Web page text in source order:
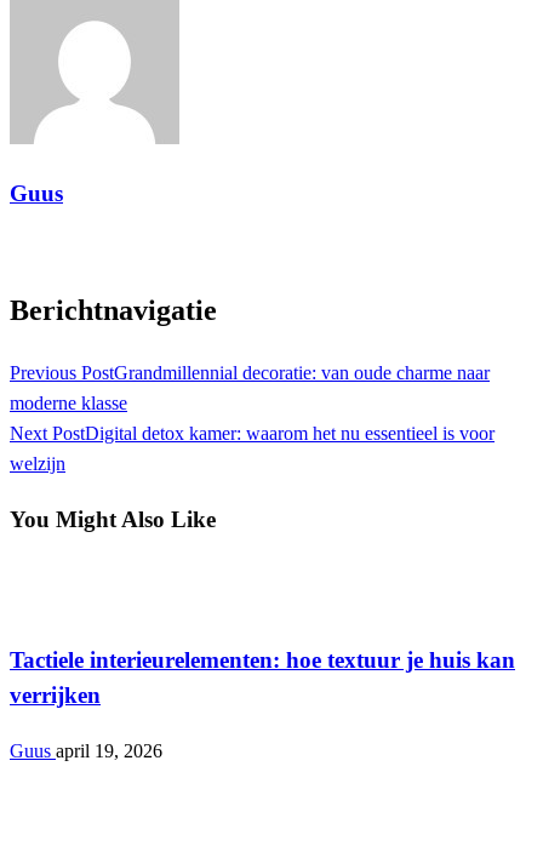
Guus
Berichtnavigatie
Previous PostGrandmillennial decoratie: van oude charme naar
moderne klasse
Next PostDigital detox kamer: waarom het nu essentieel is voor
welzijn
You Might Also Like
Tactiele interieurelementen: hoe textuur je huis kan
verrijken
Guus april 19, 2026